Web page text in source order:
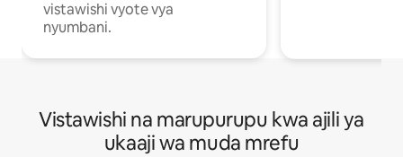
vistawishi vyote vya
nyumbani.
Vistawishi na marupurupu kwa ajili ya
ukaaji wa muda mrefu